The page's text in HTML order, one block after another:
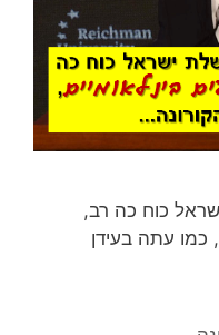
כוח כה רב,
כמו עתה בעידן